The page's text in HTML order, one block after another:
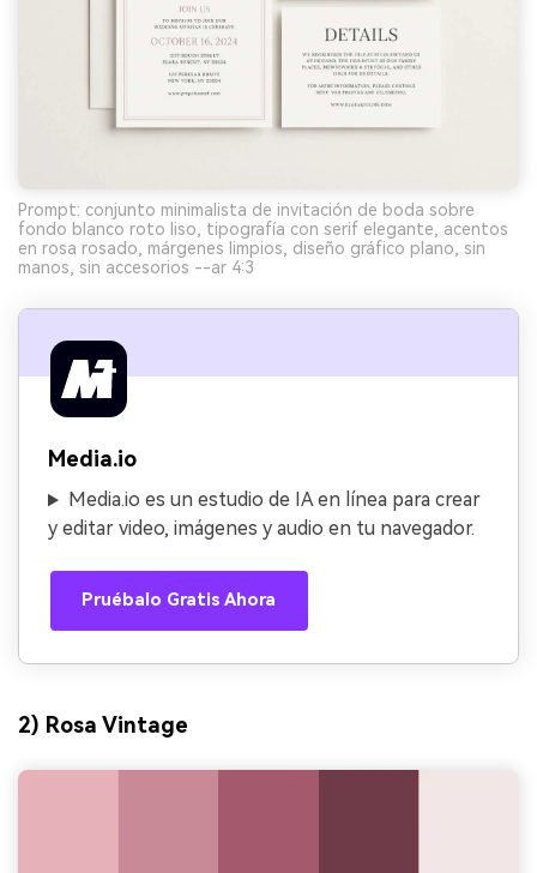
Prompt: conjunto minimalista de invitación de boda sobre
fondo blanco roto liso, tipografía con serif elegante, acentos
en rosa rosado, márgenes limpios, diseño gráfico plano, sin
manos, sin accesorios --ar 4:3
Media.io
Media.io es un estudio de IA en línea para crear
y editar video, imágenes y audio en tu navegador.
Pruébalo Gratis Ahora
2) Rosa Vintage